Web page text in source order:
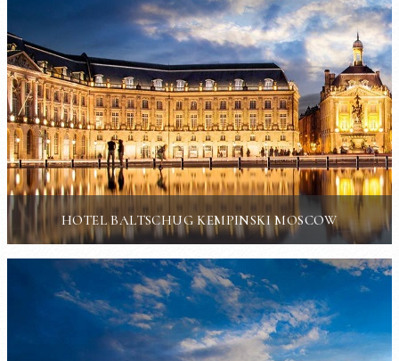
HOTEL BALTSCHUG KEMPINSKI MOSCOW